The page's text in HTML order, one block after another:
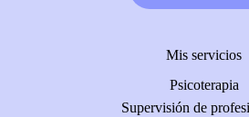
Mis servicios
Psicoterapia
Supervisión de